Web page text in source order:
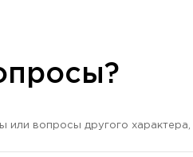
или вопросы другого